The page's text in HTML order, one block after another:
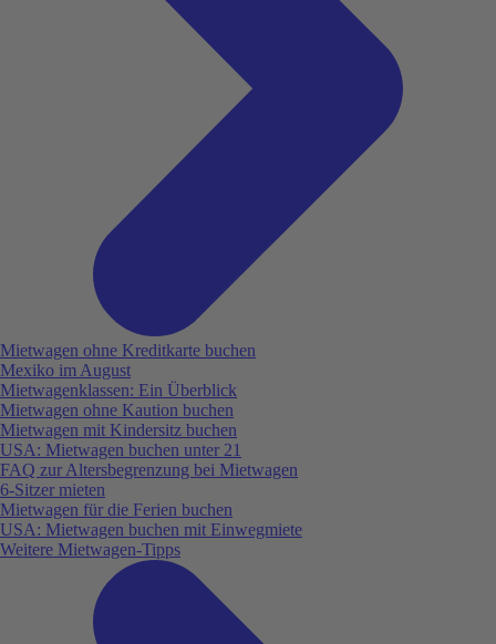
Mietwagen ohne Kreditkarte buchen
Mexiko im August
Mietwagenklassen: Ein Überblick
Mietwagen ohne Kaution buchen
Mietwagen mit Kindersitz buchen
USA: Mietwagen buchen unter 21
FAQ zur Altersbegrenzung bei Mietwagen
6-Sitzer mieten
Mietwagen für die Ferien buchen
USA: Mietwagen buchen mit Einwegmiete
Weitere Mietwagen-Tipps